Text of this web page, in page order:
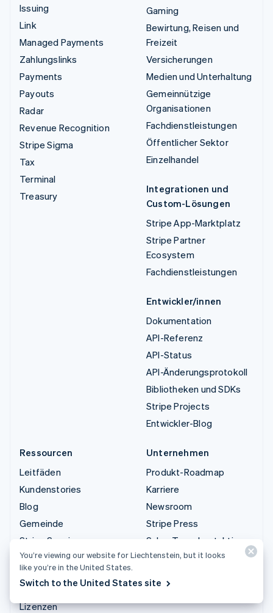
Issuing
Link
Managed Payments
Zahlungslinks
Payments
Payouts
Radar
Revenue Recognition
Stripe Sigma
Tax
Terminal
Treasury
Gaming
Bewirtung, Reisen und
Freizeit
Versicherungen
Medien und Unterhaltung
Gemeinnützige
Organisationen
Fachdienstleistungen
Öffentlicher Sektor
Einzelhandel
Integrationen und
Custom-Lösungen
Stripe App-Marktplatz
Stripe Partner
Ecosystem
Fachdienstleistungen
Entwickler/innen
Dokumentation
API-Referenz
API-Status
API-Änderungsprotokoll
Bibliotheken und SDKs
Stripe Projects
Entwickler-Blog
Ressourcen
Leitfäden
Kundenstories
Blog
Gemeinde
Stripe Sessions
Datenschutz und AGB
Eingeschränkte und nicht
zugelassene Geschäfte
Lizenzen
Unternehmen
Produkt-Roadmap
Karriere
Newsroom
Stripe Press
Sales-Team kontaktieren
You’re viewing our website for Liechtenstein, but it looks
like you’re in the United States.
Switch to the United States site